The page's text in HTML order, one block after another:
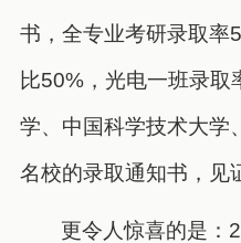
书，全专业考研录取率
比50%，光电一班录
学、中国科学技术大
名校的录取通知书，见
更令人惊喜的是：